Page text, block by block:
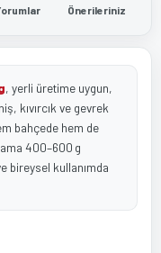
Önerileriniz
, yerli üretime uygun,
kıvırcık ve gevrek
bahçede hem de
400–600 g
bireysel kullanımda